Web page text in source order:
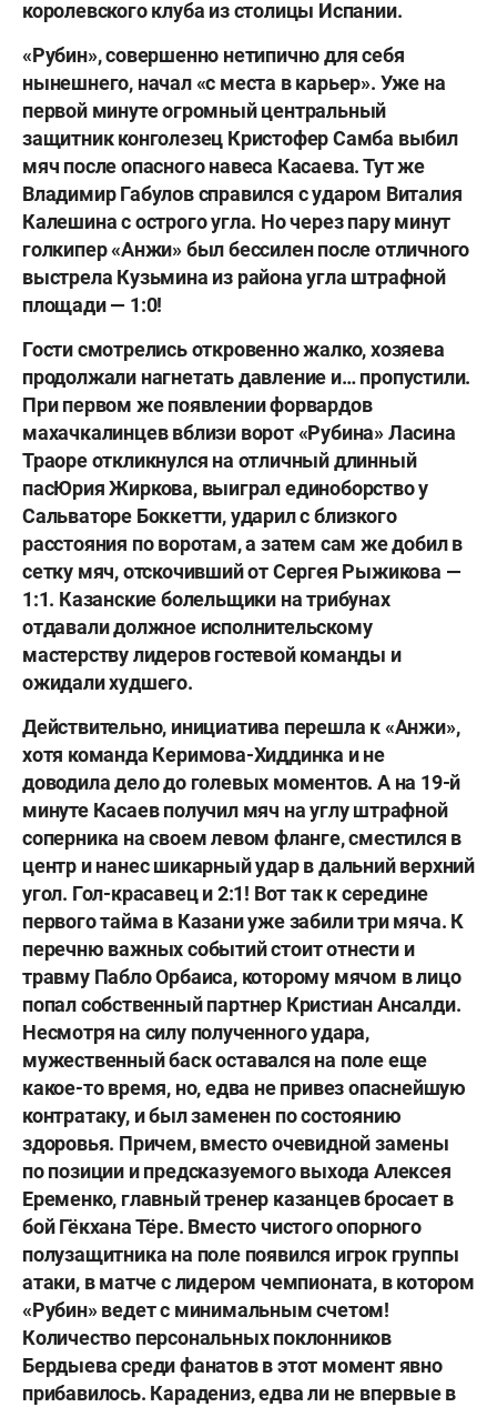
королевского клуба из столицы Испании.
«Рубин», совершенно нетипично для себя
нынешнего, начал «с места в карьер». Уже на
первой минуте огромный центральный
защитник конголезец Кристофер Самба выбил
мяч после опасного навеса Касаева. Тут же
Владимир Габуловсправился с ударом Виталия
Калешинас острого угла. Но через пару минут
голкипер «Анжи» был бессилен после отличного
выстрела Кузьмина из района угла штрафной
площади — 1:0!
Гости смотрелись откровенно жалко, хозяева
продолжали нагнетать давление и… пропустили.
При первом же появлении форвардов
махачкалинцев вблизи ворот «Рубина»Ласина
Траореоткликнулся на отличный длинный
пасЮрия Жиркова, выиграл единоборство у
Сальваторе Боккетти, ударил с близкого
расстояния по воротам, а затем сам же добил в
сетку мяч, отскочивший отСергея Рыжикова —
1:1. Казанские болельщики на трибунах
отдавали должное исполнительскому
мастерству лидеров гостевой команды и
ожидали худшего.
Действительно, инициатива перешла к «Анжи»,
хотя команда Керимова-Хиддинка и не
доводила дело до голевых моментов. А на 19-й
минуте Касаев получил мяч на углу штрафной
соперника на своем левом фланге, сместился в
центр и нанес шикарный удар в дальний верхний
угол. Гол-красавец и 2:1! Вот так к середине
первого тайма в Казани уже забили три мяча. К
перечню важных событий стоит отнести и
травму Пабло Орбаиса, которому мячом в лицо
попал собственный партнер Кристиан Ансалди.
Несмотря на силу полученного удара,
мужественный баск оставался на поле еще
какое-то время, но, едва не привез опаснейшую
контратаку, и был заменен по состоянию
здоровья. Причем, вместо очевидной замены
по позиции и предсказуемого выхода Алексея
Еременко, главный тренер казанцев бросает в
бойГёкхана Тёре. Вместо чистого опорного
полузащитника на поле появился игрок группы
атаки, в матче с лидером чемпионата, в котором
«Рубин» ведет с минимальным счетом!
Количество персональных поклонников
Бердыева среди фанатов в этот момент явно
прибавилось. Карадениз, едва ли не впервые в